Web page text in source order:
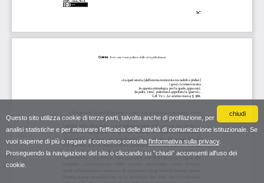
chiudi
Questo sito utilizza cookie di terze parti, talvolta anche di profilazione, per
analisi statistiche e per misurare l'efficacia delle attività di comunicazione istituzionale. Se
vuoi saperne di più o negare il consenso consulta l'informativa sulla privacy.
Proseguendo la navigazione del sito o cliccando su "chiudi" acconsenti all'uso dei
cookie.